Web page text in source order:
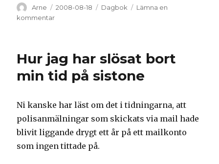
Författare
Arne Postat
2008-08-18 Kategorier
Dagbok
Lämna en
kommentar
Hur jag har slösat bort
min tid på sistone
Ni kanske har läst om det i tidningarna, att
polisanmälningar som skickats via mail hade
blivit liggande drygt ett år på ett mailkonto
som ingen tittade på.